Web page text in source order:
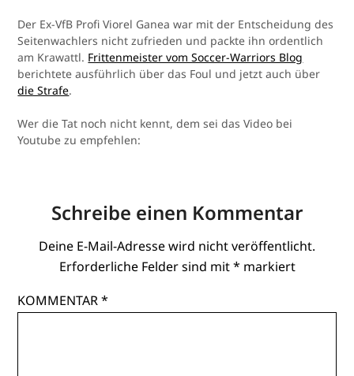
Der Ex-VfB Profi Viorel Ganea war mit der Entscheidung des
Seitenwachlers nicht zufrieden und packte ihn ordentlich
am Krawattl. Frittenmeister vom Soccer-Warriors Blog
berichtete ausführlich über das Foul und jetzt auch über
die Strafe.
Wer die Tat noch nicht kennt, dem sei das Video bei
Youtube zu empfehlen:
Schreibe einen Kommentar
Deine E-Mail-Adresse wird nicht veröffentlicht.
Erforderliche Felder sind mit* markiert
KOMMENTAR*